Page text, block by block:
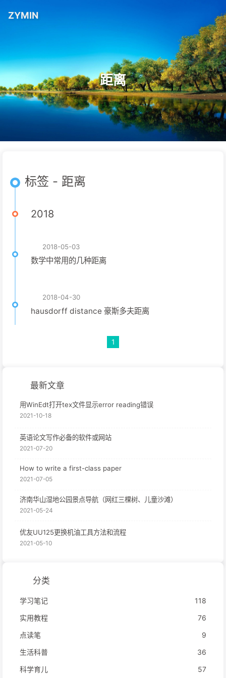
ZYMIN
距离
标签 - 距离
2018
2018-05-03
数学中常用的几种距离
2018-04-30
hausdorff distance 豪斯多夫距离
1
最新文章
用WinEdt打开tex文件显示error reading错误
2021-10-18
英语论文写作必备的软件或网站
2021-07-20
How to write a first-class paper
2021-07-05
济南华山湿地公园景点导航（网红三棵树、儿童沙滩）
2021-05-24
优友UU125更换机油工具方法和流程
2021-05-10
分类
学习笔记
118
实用教程
76
点读笔
9
生活科普
36
科学育儿
57